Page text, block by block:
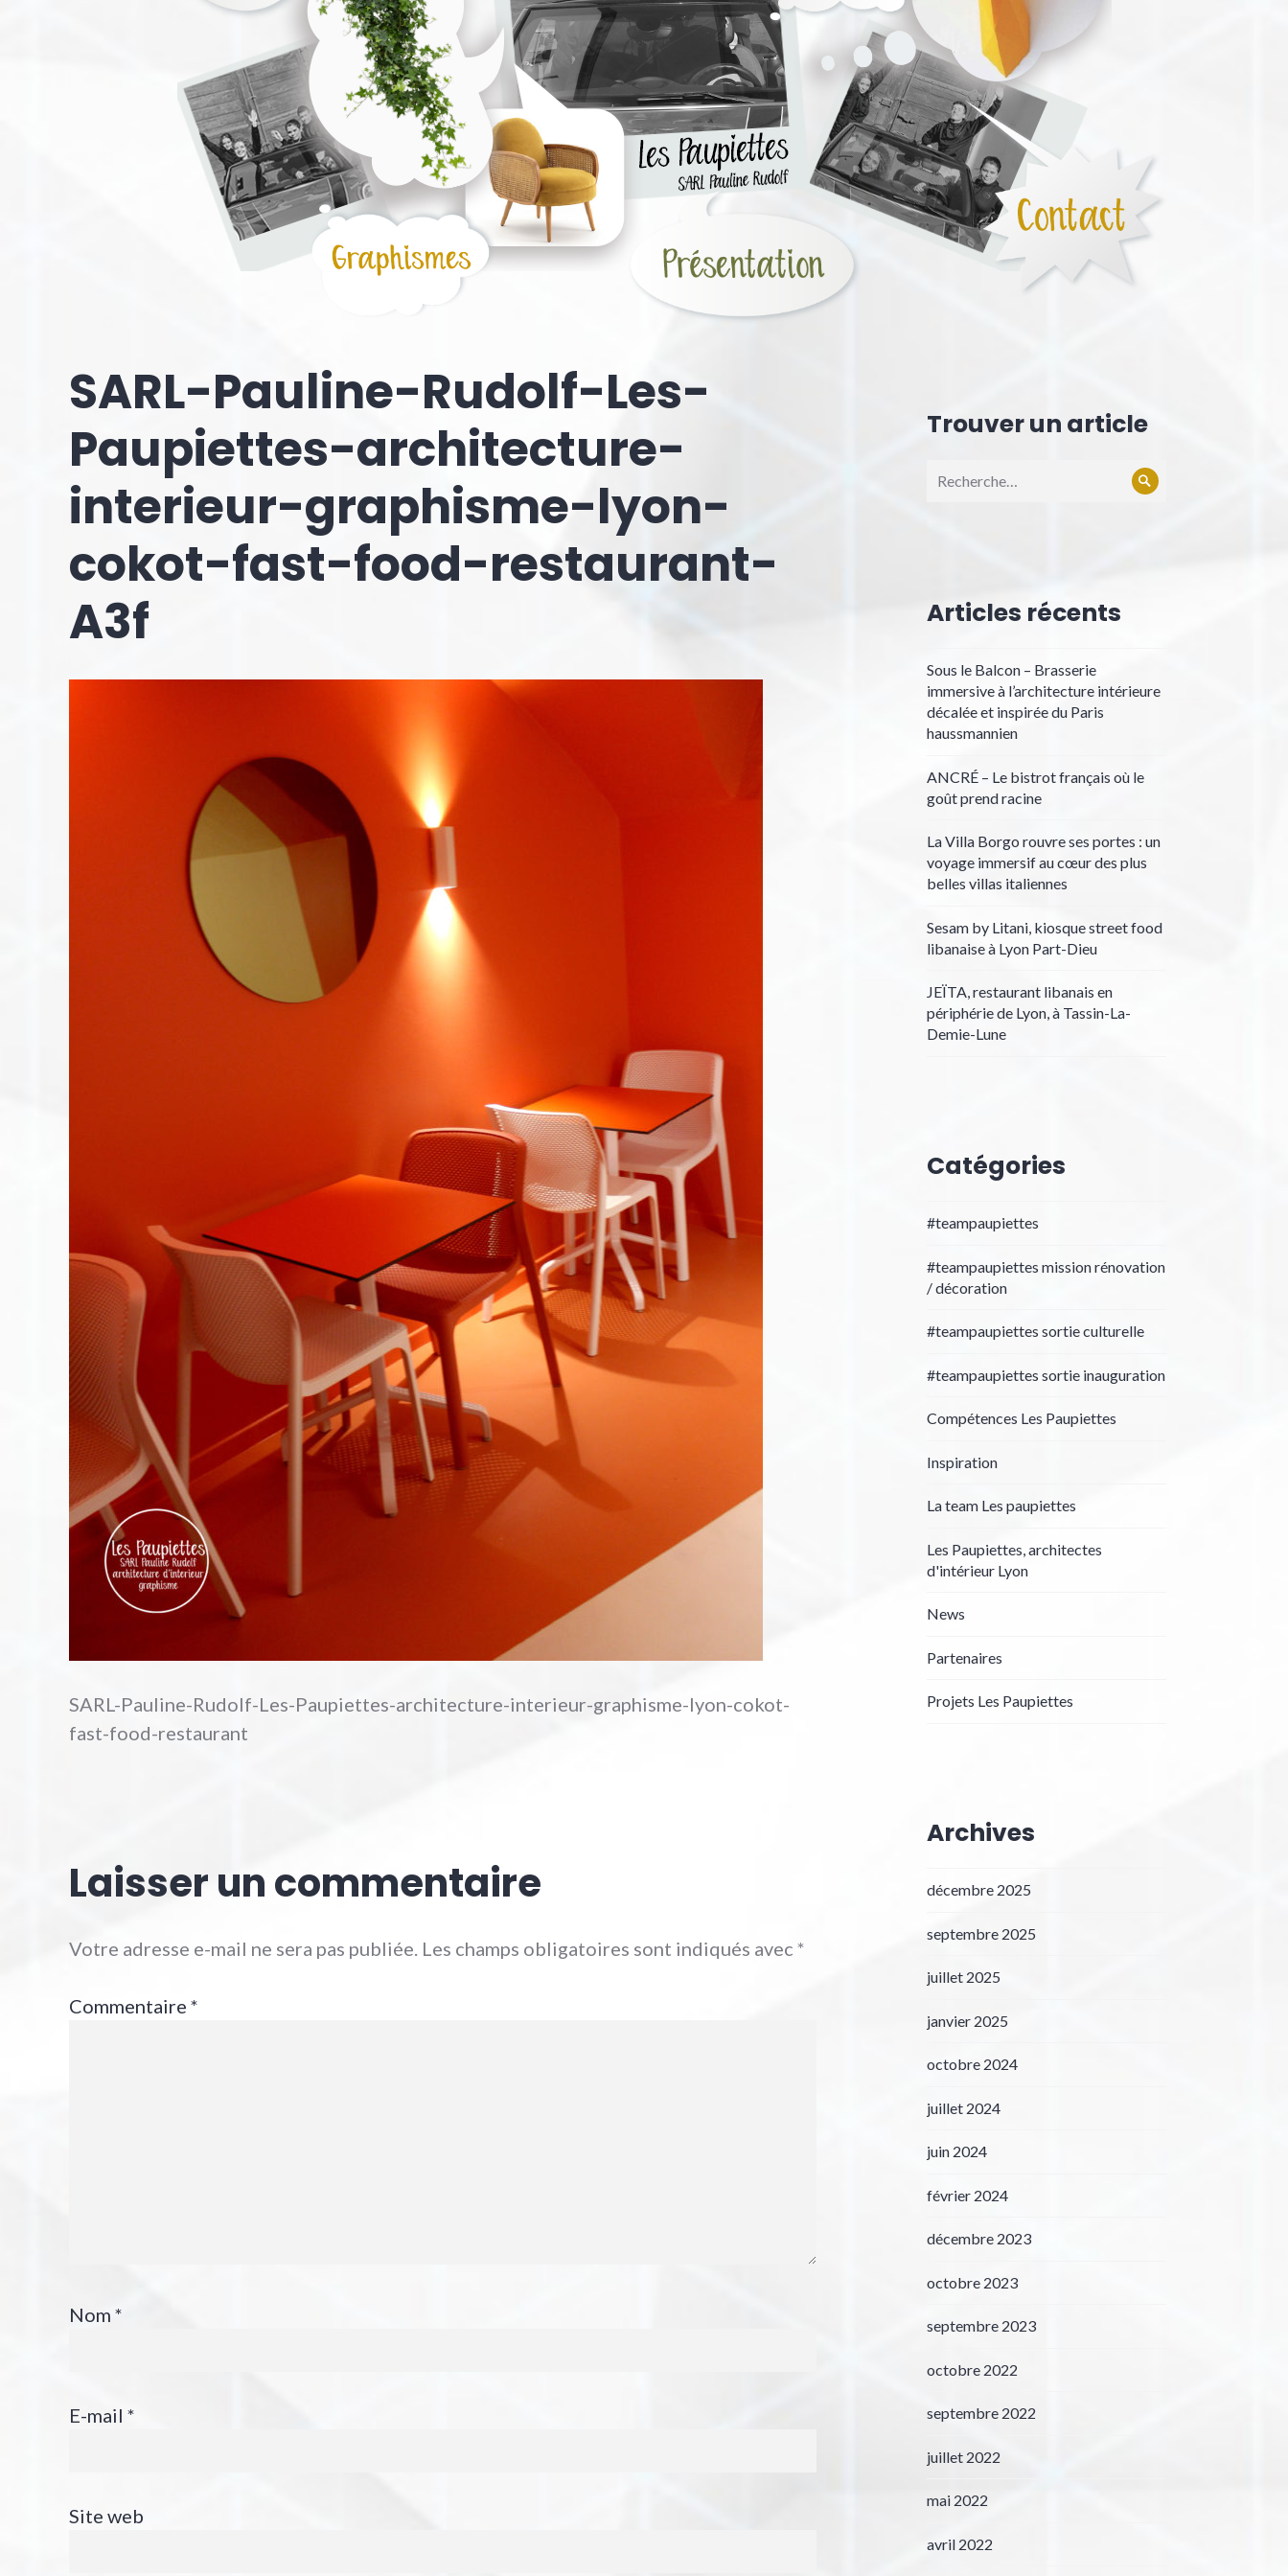
SARL-Pauline-Rudolf-Les-
Paupiettes-architecture-
interieur-graphisme-lyon-
cokot-fast-food-restaurant-
A3f
SARL-Pauline-Rudolf-Les-Paupiettes-architecture-interieur-graphisme-lyon-cokot-
fast-food-restaurant
Laisser un commentaire
Votre adresse e-mail ne sera pas publiée. Les champs obligatoires sont indiqués avec *
Commentaire *
Nom *
E-mail *
Site web
Trouver un article
pour :
Rechercher
Articles récents
Sous le Balcon – Brasserie
immersive à l’architecture intérieure
décalée et inspirée du Paris
haussmannien
ANCRÉ – Le bistrot français où le
goût prend racine
La Villa Borgo rouvre ses portes : un
voyage immersif au cœur des plus
belles villas italiennes
Sesam by Litani, kiosque street food
libanaise à Lyon Part-Dieu
JEÏTA, restaurant libanais en
périphérie de Lyon, à Tassin-La-
Demie-Lune
Catégories
#teampaupiettes
#teampaupiettes mission rénovation
/ décoration
#teampaupiettes sortie culturelle
#teampaupiettes sortie inauguration
Compétences Les Paupiettes
Inspiration
La team Les paupiettes
Les Paupiettes, architectes
d'intérieur Lyon
News
Partenaires
Projets Les Paupiettes
Archives
décembre 2025
septembre 2025
juillet 2025
janvier 2025
octobre 2024
juillet 2024
juin 2024
février 2024
décembre 2023
octobre 2023
septembre 2023
octobre 2022
septembre 2022
juillet 2022
mai 2022
avril 2022